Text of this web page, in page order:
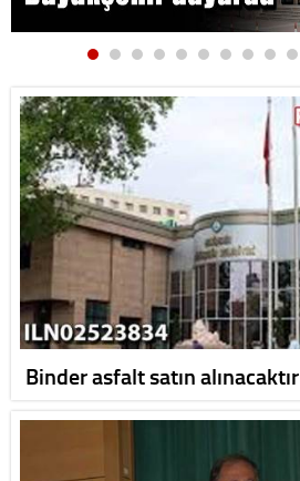
Binder asfalt satın alınacaktır